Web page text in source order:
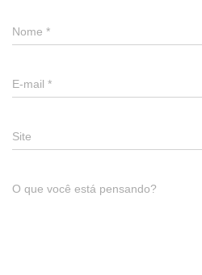
Nome *
E-mail *
Site
O que você está pensando?